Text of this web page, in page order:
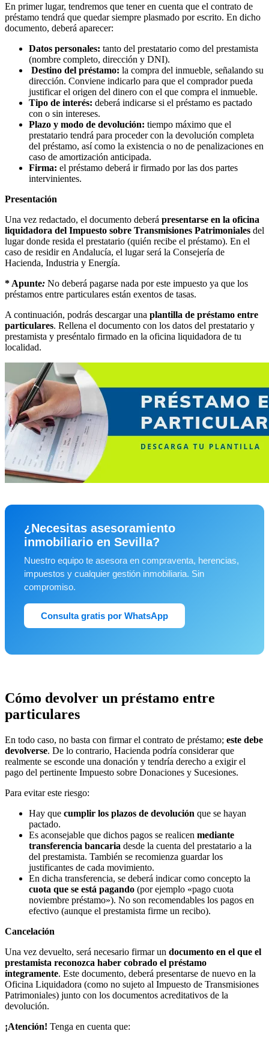
En primer lugar, tendremos que tener en cuenta que el contrato de
préstamo tendrá que quedar siempre plasmado por escrito. En dicho
documento, deberá aparecer:
Datos personales: tanto del prestatario como del prestamista
(nombre completo, dirección y DNI).
Destino del préstamo: la compra del inmueble, señalando su
dirección. Conviene indicarlo para que el comprador pueda
justificar el origen del dinero con el que compra el inmueble.
Tipo de interés: deberá indicarse si el préstamo es pactado
con o sin intereses.
Plazo y modo de devolución: tiempo máximo que el
prestatario tendrá para proceder con la devolución completa
del préstamo, así como la existencia o no de penalizaciones en
caso de amortización anticipada.
Firma: el préstamo deberá ir firmado por las dos partes
intervinientes.
Presentación
Una vez redactado, el documento deberá presentarse en la oficina
liquidadora del Impuesto sobre Transmisiones Patrimoniales del
lugar donde resida el prestatario (quién recibe el préstamo). En el
caso de residir en Andalucía, el lugar será la Consejería de
Hacienda, Industria y Energía.
* Apunte: No deberá pagarse nada por este impuesto ya que los
préstamos entre particulares están exentos de tasas.
A continuación, podrás descargar una plantilla de préstamo entre
particulares. Rellena el documento con los datos del prestatario y
prestamista y preséntalo firmado en la oficina liquidadora de tu
localidad.
¿Necesitas asesoramiento
inmobiliario en Sevilla?
Nuestro equipo te asesora en compraventa, herencias,
impuestos y cualquier gestión inmobiliaria. Sin
compromiso.
Consulta gratis por WhatsApp
Cómo devolver un préstamo entre
particulares
En todo caso, no basta con firmar el contrato de préstamo; este debe
devolverse. De lo contrario, Hacienda podría considerar que
realmente se esconde una donación y tendría derecho a exigir el
pago del pertinente Impuesto sobre Donaciones y Sucesiones.
Para evitar este riesgo:
Hay que cumplir los plazos de devolución que se hayan
pactado.
Es aconsejable que dichos pagos se realicen mediante
transferencia bancaria desde la cuenta del prestatario a la
del prestamista. También se recomienza guardar los
justificantes de cada movimiento.
En dicha transferencia, se deberá indicar como concepto la
cuota que se está pagando (por ejemplo «pago cuota
noviembre préstamo»). No son recomendables los pagos en
efectivo (aunque el prestamista firme un recibo).
Cancelación
Una vez devuelto, será necesario firmar un documento en el que el
prestamista reconozca haber cobrado el préstamo
íntegramente. Este documento, deberá presentarse de nuevo en la
Oficina Liquidadora (como no sujeto al Impuesto de Transmisiones
Patrimoniales) junto con los documentos acreditativos de la
devolución.
¡Atención! Tenga en cuenta que: